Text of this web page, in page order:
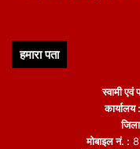
हमारा पता
स्वामी
कार्यालय :
मोबाइल नं. :